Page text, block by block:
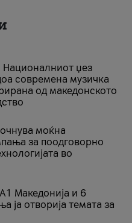
Националниот џез
современа музичка
од македонското
моќна
за поодговорно
во
Македонија и 6
ја отворија темата за